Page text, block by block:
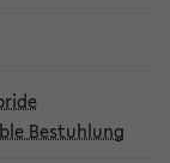
Bestuhlung